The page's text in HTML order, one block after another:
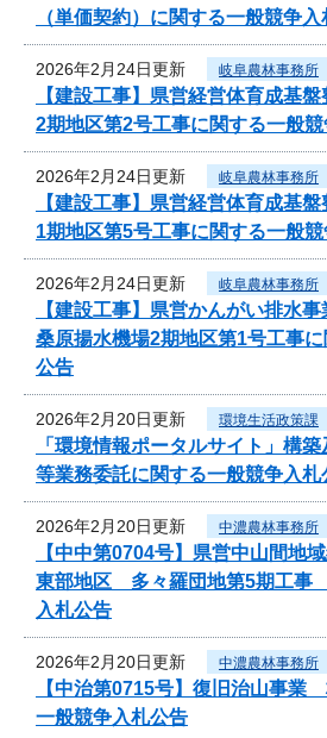
（単価契約）に関する一般競争入
2026年2月24日更新 岐阜農林事務所
【建設工事】県営経営体育成基
2期地区第2号工事に関する一般
2026年2月24日更新 岐阜農林事務所
【建設工事】県営経営体育成基
1期地区第5号工事に関する一般
2026年2月24日更新 岐阜農林事務所
【建設工事】県営かんがい排水事
桑原揚水機場2期地区第1号工事
公告
2026年2月20日更新 環境生活政策課
「環境情報ポータルサイト」構
等業務委託に関する一般競争入札
2026年2月20日更新 中濃農林事務所
【中中第0704号】県営中山間地
東部地区 多々羅団地第5期工事
入札公告
2026年2月20日更新 中濃農林事務所
【中治第0715号】復旧治山事
一般競争入札公告